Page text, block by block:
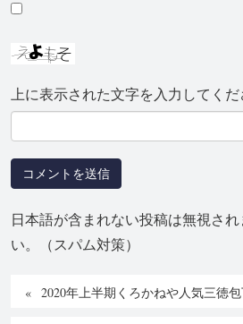
上に表示された文字を入力してくだ
日本語が含まれない投稿は無視さ
い。（スパム対策）
2020年上半期くろかねや人気三徳